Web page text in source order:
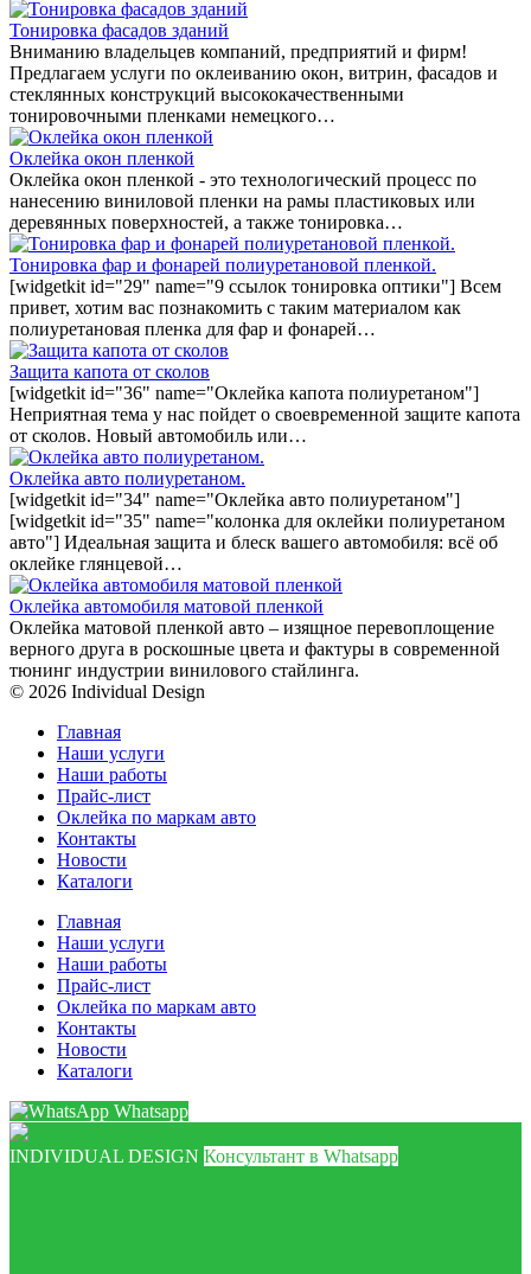
Тонировка фасадов зданий
Вниманию владельцев компаний, предприятий и фирм!
Предлагаем услуги по оклеиванию окон, витрин, фасадов и
стеклянных конструкций высококачественными
тонировочными пленками немецкого…
Оклейка окон пленкой
Оклейка окон пленкой - это технологический процесс по
нанесению виниловой пленки на рамы пластиковых или
деревянных поверхностей, а также тонировка…
Тонировка фар и фонарей полиуретановой пленкой.
[widgetkit id="29" name="9 ссылок тонировка оптики"] Всем
привет, хотим вас познакомить с таким материалом как
полиуретановая пленка для фар и фонарей…
Защита капота от сколов
[widgetkit id="36" name="Оклейка капота полиуретаном"]
Неприятная тема у нас пойдет о своевременной защите капота
от сколов. Новый автомобиль или…
Оклейка авто полиуретаном.
[widgetkit id="34" name="Оклейка авто полиуретаном"]
[widgetkit id="35" name="колонка для оклейки полиуретаном
авто"] Идеальная защита и блеск вашего автомобиля: всё об
оклейке глянцевой…
Оклейка автомобиля матовой пленкой
Оклейка матовой пленкой авто – изящное перевоплощение
верного друга в роскошные цвета и фактуры в современной
тюнинг индустрии винилового стайлинга.
© 2026 Individual Design
Главная
Наши услуги
Наши работы
Прайс-лист
Оклейка по маркам авто
Контакты
Новости
Каталоги
Главная
Наши услуги
Наши работы
Прайс-лист
Оклейка по маркам авто
Контакты
Новости
Каталоги
Whatsapp
INDIVIDUAL DESIGN Консультант в Whatsapp